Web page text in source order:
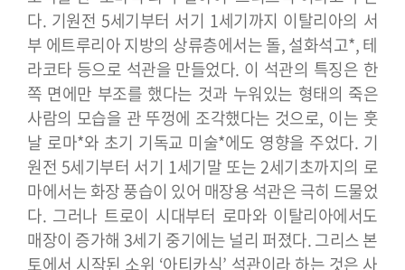
다. 기원전 5세기부터 서기 1세기까지 이탈리아의 서
부 에트루리아 지방의 상류층에서는 돌, 설화석고*, 테
라코타 등으로 석관을 만들었다. 이 석관의 특징은 한
쪽 면에만 부조를 했다는 것과 누워있는 형태의 죽은
사람의 모습을 관 뚜껑에 조각했다는 것으로, 이는 훗
날 로마*와 초기 기독교 미술*에도 영향을 주었다. 기
원전 5세기부터 서기 1세기말 또는 2세기초까지의 로
마에서는 화장 풍습이 있어 매장용 석관은 극히 드물었
다. 그러나 트로이 시대부터 로마와 이탈리아에서도
매장이 증가해 3세기 중기에는 널리 퍼졌다. 그리스 본
토에서 시작된 소위 ‘아티카식’ 석관이라 하는 것은 사